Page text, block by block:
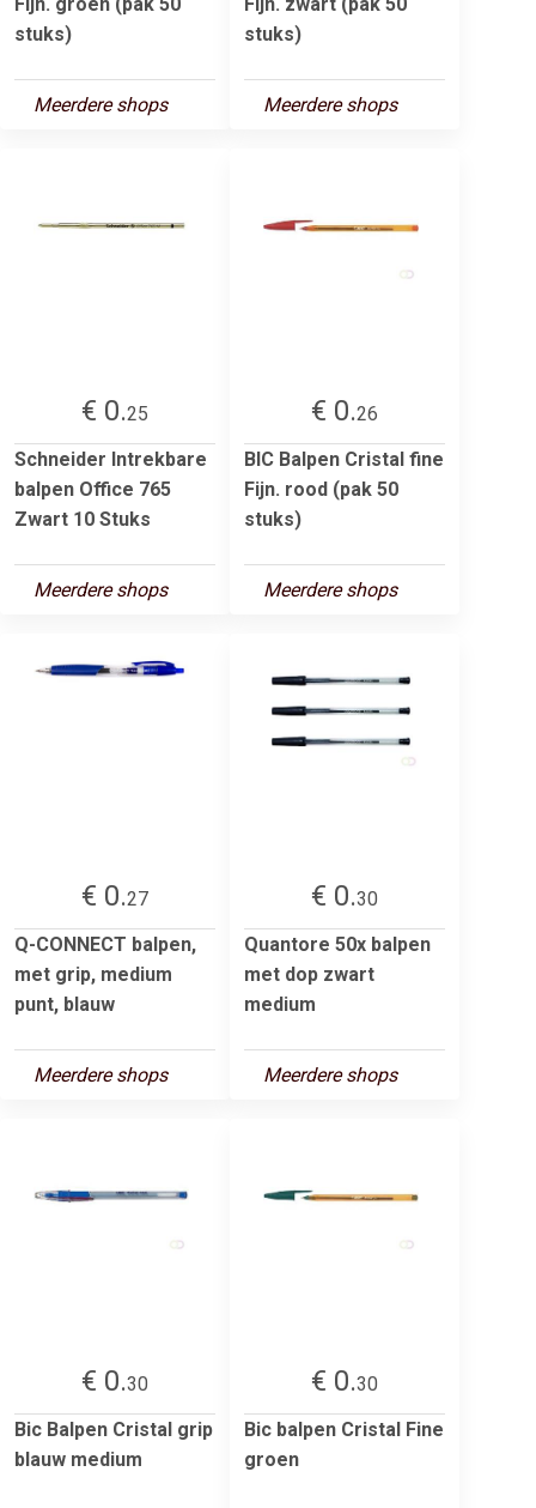
stuks)
Meerdere shops
stuks)
Meerdere shops
€ 0.25
Schneider Intrekbare
balpen Office 765
Zwart 10 Stuks
Meerdere shops
€ 0.26
BIC Balpen Cristal fine
Fijn. rood (pak 50
stuks)
Meerdere shops
€ 0.27
Q-CONNECT balpen,
met grip, medium
punt, blauw
Meerdere shops
€ 0.30
Quantore 50x balpen
met dop zwart
medium
Meerdere shops
€ 0.30
Bic Balpen Cristal grip
blauw medium
€ 0.30
Bic balpen Cristal Fine
groen